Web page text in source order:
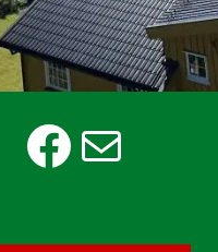
Facebook
E-post